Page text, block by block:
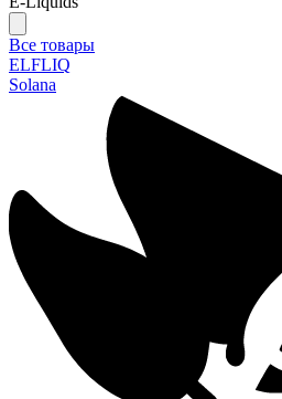
Все товары
ELFLIQ
Solana